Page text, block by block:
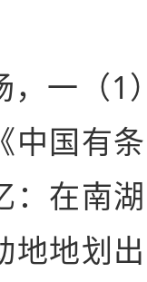
，一（1
中国有
：在南
地地划